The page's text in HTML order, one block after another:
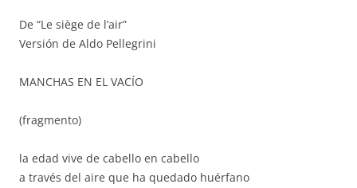
De “Le siège de l’air”
Versión de Aldo Pellegrini
MANCHAS EN EL VACÍO
(fragmento)
la edad vive de cabello en cabello
a través del aire que ha quedado huérfano